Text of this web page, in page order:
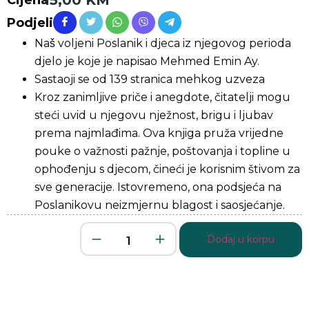
Podjeli
Naš voljeni Poslanik i djeca iz njegovog perioda
djelo je koje je napisao Mehmed Emin Ay.
Sastaoji se od 139 stranica mehkog uzveza
Kroz zanimljive priče i anegdote, čitatelji mogu
steći uvid u njegovu nježnost, brigu i ljubav
prema najmlađima. Ova knjiga pruža vrijedne
pouke o važnosti pažnje, poštovanja i topline u
ophođenju s djecom, čineći je korisnim štivom za
sve generacije. Istovremeno, ona podsjeća na
Poslanikovu neizmjernu blagost i saosjećanje.
Dodaj u korpu